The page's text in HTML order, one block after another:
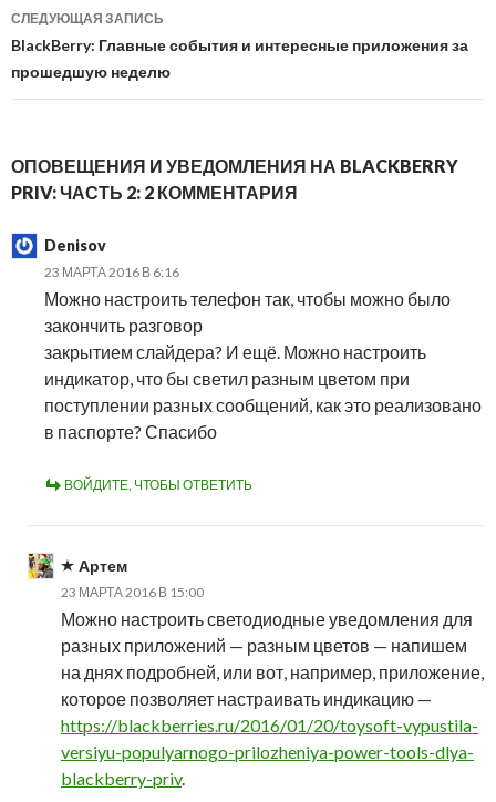
СЛЕДУЮЩАЯ ЗАПИСЬ
BlackBerry: Главные события и интересные приложения за
прошедшую неделю
ОПОВЕЩЕНИЯ И УВЕДОМЛЕНИЯ НА BLACKBERRY
PRIV: ЧАСТЬ 2: 2 КОММЕНТАРИЯ
Denisov
23 МАРТА 2016 В 6:16
Можно настроить телефон так, чтобы можно было
закончить разговор
закрытием слайдера? И ещё. Можно настроить
индикатор, что бы светил разным цветом при
поступлении разных сообщений, как это реализовано
в паспорте? Спасибо
ВОЙДИТЕ, ЧТОБЫ ОТВЕТИТЬ
Артем
23 МАРТА 2016 В 15:00
Можно настроить светодиодные уведомления для
разных приложений — разным цветов — напишем
на днях подробней, или вот, например, приложение,
которое позволяет настраивать индикацию —
https://blackberries.ru/2016/01/20/toysoft-vypustila-
versiyu-populyarnogo-prilozheniya-power-tools-dlya-
blackberry-priv.